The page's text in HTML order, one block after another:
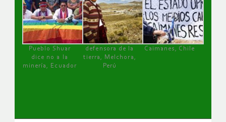
Pueblo Shuar
dice no a la
minería, Ecuador
defensora de la
tierra, Melchora,
Perú
Caimanes, Chile